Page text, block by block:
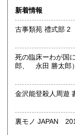
沿線名：-
最寄駅：-
営業時間：-
定休日：-
書籍の買取につい
-
取り扱い分野
総記、哲学宗教、
語国文、外国文学
カルチャー、古書
書籍全般
新着情報
死の臨床ーわが国にお
郎、 永田 勝太郎）
裏モノ JAPAN